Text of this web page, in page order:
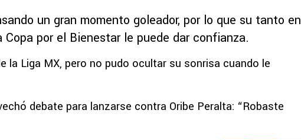
un gran momento goleador, por lo que su tanto en
por el Bienestar le puede dar confianza.
la Liga MX, pero no pudo ocultar su sonrisa cuando le
debate para lanzarse contra Oribe Peralta: “Robaste